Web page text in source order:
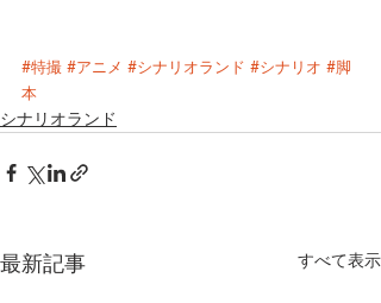
#特撮 #アニメ #シナリオランド #シナリオ #脚
本
シナリオランド
最新記事 すべて表示